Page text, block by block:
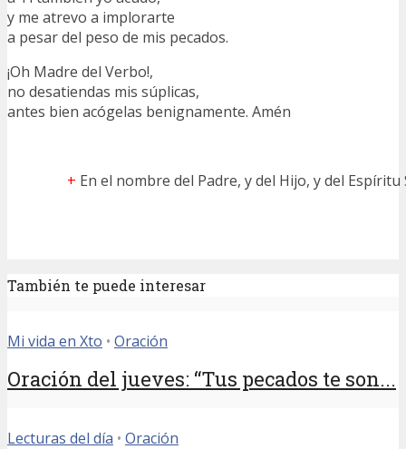
y me atrevo a implorarte
a pesar del peso de mis pecados.
¡Oh Madre del Verbo!,
no desatiendas mis súplicas,
antes bien acógelas benignamente. Amén
+ En el nombre del Padre, y del Hijo, y del Espíritu
También te puede interesar
Mi vida en Xto • Oración
Oración del jueves: “Tus pecados te son...
Lecturas del día • Oración